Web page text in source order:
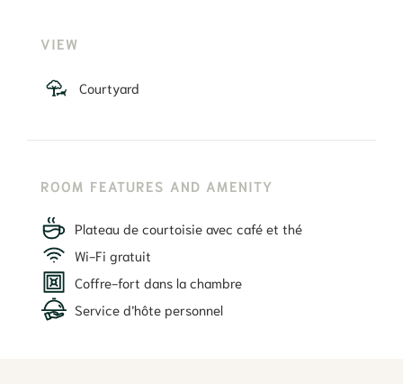
VIEW
Courtyard
ROOM FEATURES AND AMENITY
Plateau de courtoisie avec café et thé
Wi-Fi gratuit
Coffre-fort dans la chambre
Service d’hôte personnel